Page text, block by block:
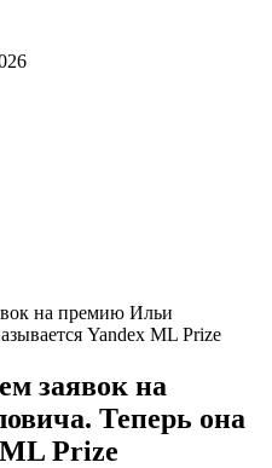
на премию Ильи
Yandex ML Prize
заявок на
Теперь она
Prize